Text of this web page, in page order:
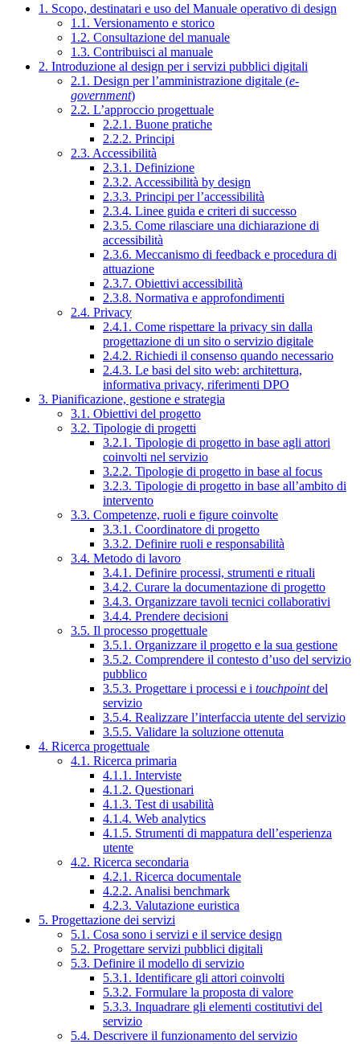
1. Scopo, destinatari e uso del Manuale operativo di design
1.1. Versionamento e storico
1.2. Consultazione del manuale
1.3. Contribuisci al manuale
2. Introduzione al design per i servizi pubblici digitali
2.1. Design per l’amministrazione digitale (e-
government)
2.2. L’approccio progettuale
2.2.1. Buone pratiche
2.2.2. Principi
2.3. Accessibilità
2.3.1. Definizione
2.3.2. Accessibilità by design
2.3.3. Principi per l’accessibilità
2.3.4. Linee guida e criteri di successo
2.3.5. Come rilasciare una dichiarazione di
accessibilità
2.3.6. Meccanismo di feedback e procedura di
attuazione
2.3.7. Obiettivi accessibilità
2.3.8. Normativa e approfondimenti
2.4. Privacy
2.4.1. Come rispettare la privacy sin dalla
progettazione di un sito o servizio digitale
2.4.2. Richiedi il consenso quando necessario
2.4.3. Le basi del sito web: architettura,
informativa privacy, riferimenti DPO
3. Pianificazione, gestione e strategia
3.1. Obiettivi del progetto
3.2. Tipologie di progetti
3.2.1. Tipologie di progetto in base agli attori
coinvolti nel servizio
3.2.2. Tipologie di progetto in base al focus
3.2.3. Tipologie di progetto in base all’ambito di
intervento
3.3. Competenze, ruoli e figure coinvolte
3.3.1. Coordinatore di progetto
3.3.2. Definire ruoli e responsabilità
3.4. Metodo di lavoro
3.4.1. Definire processi, strumenti e rituali
3.4.2. Curare la documentazione di progetto
3.4.3. Organizzare tavoli tecnici collaborativi
3.4.4. Prendere decisioni
3.5. Il processo progettuale
3.5.1. Organizzare il progetto e la sua gestione
3.5.2. Comprendere il contesto d’uso del servizio
pubblico
3.5.3. Progettare i processi e i touchpointdel
servizio
3.5.4. Realizzare l’interfaccia utente del servizio
3.5.5. Validare la soluzione ottenuta
4. Ricerca progettuale
4.1. Ricerca primaria
4.1.1. Interviste
4.1.2. Questionari
4.1.3. Test di usabilità
4.1.4. Web analytics
4.1.5. Strumenti di mappatura dell’esperienza
utente
4.2. Ricerca secondaria
4.2.1. Ricerca documentale
4.2.2. Analisi benchmark
4.2.3. Valutazione euristica
5. Progettazione dei servizi
5.1. Cosa sono i servizi e il service design
5.2. Progettare servizi pubblici digitali
5.3. Definire il modello di servizio
5.3.1. Identificare gli attori coinvolti
5.3.2. Formulare la proposta di valore
5.3.3. Inquadrare gli elementi costitutivi del
servizio
5.4. Descrivere il funzionamento del servizio